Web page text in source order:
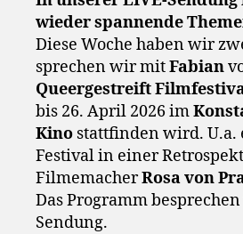
wieder spannende
Diese Woche haben wir
sprechen wir mitFabian
Queergestreift
bis 26. April 2026 im
Kino stattfinden wird. U.a.
Festival in einer
FilmemacherRosa von
Das Programm
Sendung.